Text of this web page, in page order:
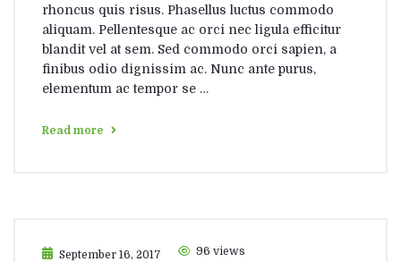
rhoncus quis risus. Phasellus luctus commodo
aliquam. Pellentesque ac orci nec ligula efficitur
blandit vel at sem. Sed commodo orci sapien, a
finibus odio dignissim ac. Nunc ante purus,
elementum ac tempor se …
Read more
September 16, 2017 96 views